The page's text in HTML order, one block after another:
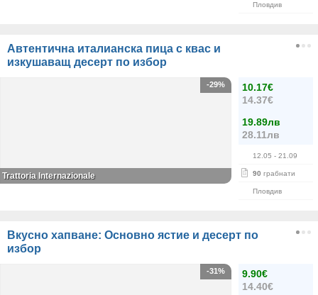
Пловдив
Автентична италианска пица с квас и
изкушаващ десерт по избор
10.17€
14.37€
19.89лв
28.11лв
12.05 - 21.09
90 грабнати
Пловдив
-29%
Trattoria Internazionale
Вкусно хапване: Основно ястие и десерт по
избор
9.90€
14.40€
-31%